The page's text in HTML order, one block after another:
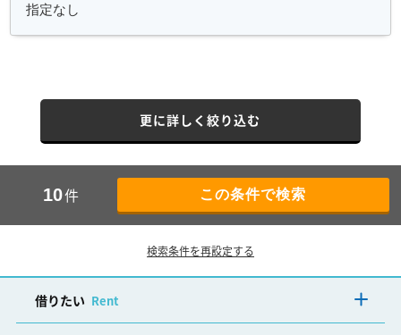
更に詳しく絞り込む
10件
検索条件を再設定する
借りたい Rent